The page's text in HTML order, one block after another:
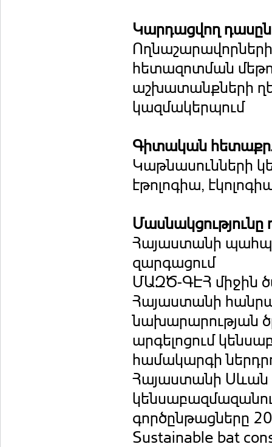
Կարդացվող
հետազոտման
աշխատանքների
կազմակերպում
Գիտական
Կաթնասունների
էթոլոգիա,
Մասնակցությունը
Հայաստանի
զարգացում
ՄԱԶԾ-ԳԷՀ միջին
Հայաստանի
նախարարության
արգելոցում
համակարգի
Հայաստանի Սևան
գործընթացները
Sustainable bat